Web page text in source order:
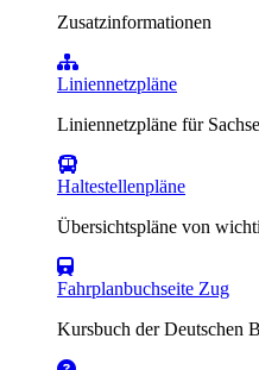
Zusatzinformationen
Liniennetzpläne
Liniennetzpläne für
Haltestellenpläne
Übersichtspläne von
Fahrplanbuchseite Zug
Kursbuch der Deutschen